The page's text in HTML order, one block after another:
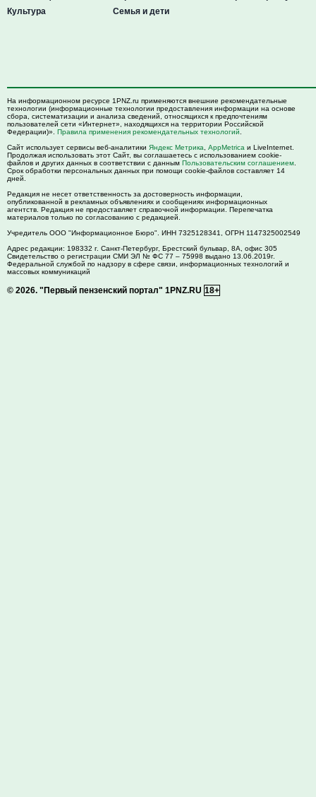
Культура
Семья и дети
На информационном ресурсе 1PNZ.ru применяются внешние рекомендательные
технологии (информационные технологии предоставления информации на основе
сбора, систематизации и анализа сведений, относящихся к предпочтениям
пользователей сети «Интернет», находящихся на территории Российской
Федерации)». Правила применения рекомендательных технологий
Сайт использует сервисы веб-аналитики Яндекс Метрика AppMetrica и LiveInternet.
Продолжая использовать этот Сайт, вы соглашаетесь с использованием cookie-
файлов и других данных в соответствии с данным Пользовательским соглашением
Срок обработки персональных данных при помощи cookie-файлов составляет 14
дней.
Редакция не несет ответственность за достоверность информации,
опубликованной в рекламных объявлениях и сообщениях информационных
агентств. Редакция не предоставляет справочной информации. Перепечатка
материалов только по согласованию с редакцией.
Учредитель ООО "Информационное Бюро". ИНН 7325128341, ОГРН 1147325002549
Адрес редакции: 198332 г. Санкт-Петербург, Брестский бульвар, 8А, офис 305
Свидетельство о регистрации СМИ ЭЛ № ФС 77 – 75998 выдано 13.06.2019г.
Федеральной службой по надзору в сфере связи, информационных технологий и
массовых коммуникаций
© 2026. "Первый пензенский портал" 1PNZ.RU 18+